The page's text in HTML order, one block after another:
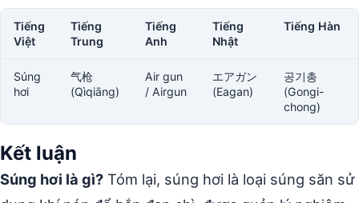
Tiếng
Việt
Tiếng
Trung
Tiếng
Anh
Tiếng
Nhật
Tiếng Hàn
Súng
hơi
气枪
(Qìqiāng)
Air gun
/ Airgun
エアガン
(Eagan)
공기총
(Gongi-
chong)
Kết luận
Súng hơi là gì? Tóm lại, súng hơi là loại súng săn sử